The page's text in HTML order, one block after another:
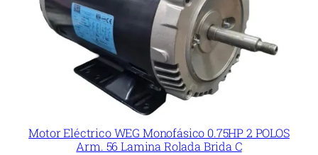
Motor Eléctrico WEG Monofásico 0.75HP 2 POLOS
Arm. 56 Lamina Rolada Brida C